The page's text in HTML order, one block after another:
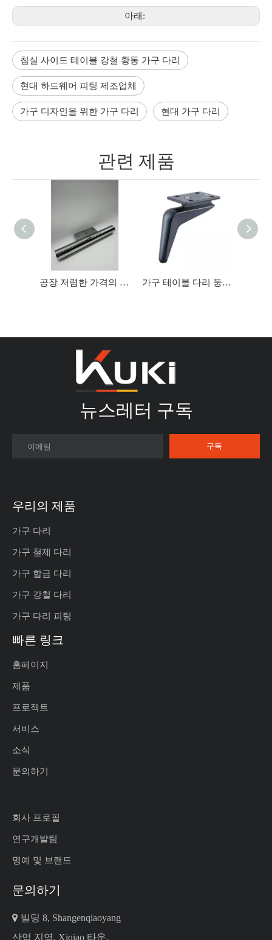
아래:
침실 사이드 테이블 강철 황동 가구 다리
현대 하드웨어 피팅 제조업체
가구 디자인을 위한 가구 다리 현대 가구 다리
관련 제품
공장 저렴한 가격의 금속 현대 소파 다리 크롬 가구 다리 철 지지대 가구 테이블 다리 둥근 테이퍼 알루미늄 소파 다리
뉴스레터 구독​​​​​​​
이메일 구독
우리의 제품
가구 다리
가구 철제 다리
가구 합금 다리
가구 강철 다리
가구 다리 피팅
빠른 링크
홈페이지
제품
프로젝트
서비스
소식
문의하기
회사 프로필
연구개발팀
명예 및 브랜드
문의하기
 빌딩 8, Shangenqiaoyang
산업 지역, Xiqiao 타운,